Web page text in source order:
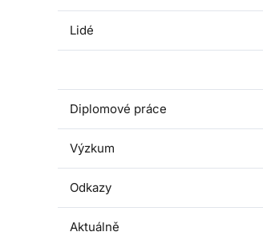
Lidé
Diplomové práce
Výzkum
Odkazy
Aktuálně